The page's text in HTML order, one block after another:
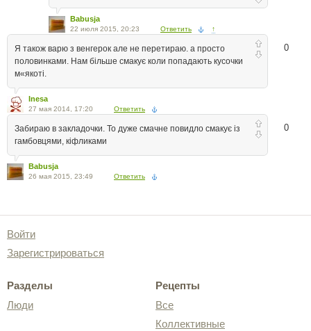
Babusja
22 июля 2015, 20:23 Ответить ↑
0
Я також варю з венгерок але не перетираю. а просто
половинками. Нам більше смакує коли попадають кусочки
м«якоті.
Inesa
27 мая 2014, 17:20 Ответить
0
Забираю в закладочки. То дуже смачне повидло смакує із
гамбовцями, кіфликами
Babusja
26 мая 2015, 23:49 Ответить
Войти
Зарегистрироваться
Разделы
Люди
Рецепты
Все
Коллективные